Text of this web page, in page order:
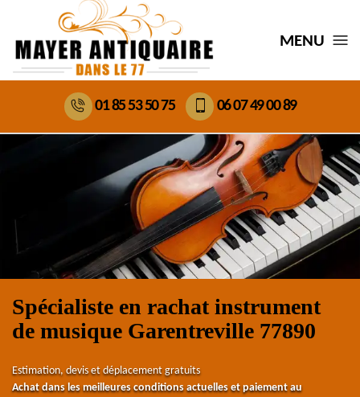
MENU
01 85 53 50 75 06 07 49 00 89
Spécialiste en rachat instrument
de musique Garentreville 77890
Estimation, devis et déplacement gratuits
Achat dans les meilleures conditions actuelles et paiement au